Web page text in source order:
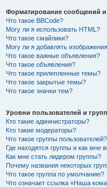
Форматирование сообщений
Что такое BBCode?
Могу ли я использовать HTML?
Что такое смайлики?
Могу ли я добавлять
Что такое важные объявления?
Что такое объявления?
Что такое прилепленные темы?
Что такое закрытые темы?
Что такое значки тем?
Уровни пользователей и
Кто такие администраторы?
Кто такие модераторы?
Что такое группы пользователей?
Где находятся группы и как мне
Как мне стать лидером группы?
Почему названия некоторых
Что такое группа по умолчанию?
Что означает ссылка «Наша